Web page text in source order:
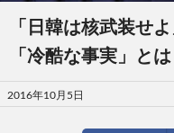
「日韓は核武装せ
「冷酷な事実」とは
投
稿
2016年10月5日